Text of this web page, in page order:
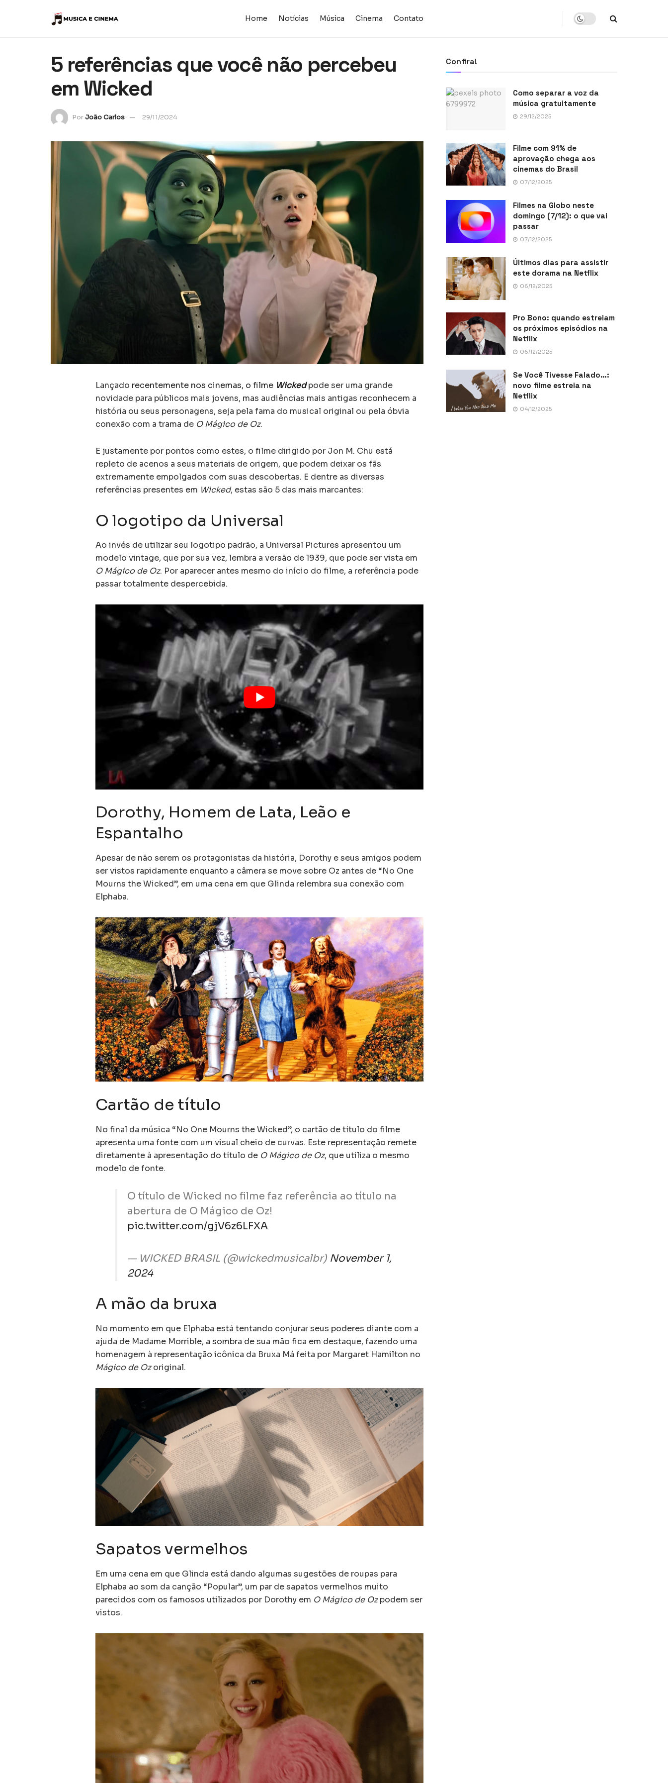
Home Notícias Música Cinema Contato
5 referências que você não percebeu
em Wicked
PorJoão Carlos 29/11/2024
Lançado recentemente nos cinemas, o filme Wickedpode ser uma grande
novidade para públicos mais jovens, mas audiências mais antigas reconhecem a
história ou seus personagens, seja pela fama do musical original ou pela óbvia
conexão com a trama de O Mágico de Oz.
E justamente por pontos como estes, o filme dirigido por Jon M. Chu está
repleto de acenos a seus materiais de origem, que podem deixar os fãs
extremamente empolgados com suas descobertas. E dentre as diversas
referências presentes em Wicked, estas são 5 das mais marcantes:
O logotipo da Universal
Ao invés de utilizar seu logotipo padrão, a Universal Pictures apresentou um
modelo vintage, que por sua vez, lembra a versão de 1939, que pode ser vista em
O Mágico de Oz. Por aparecer antes mesmo do início do filme, a referência pode
passar totalmente despercebida.
Dorothy, Homem de Lata, Leão e
Espantalho
Apesar de não serem os protagonistas da história, Dorothy e seus amigos podem
ser vistos rapidamente enquanto a câmera se move sobre Oz antes de “No One
Mourns the Wicked”, em uma cena em que Glinda relembra sua conexão com
Elphaba.
Cartão de título
No final da música “No One Mourns the Wicked”, o cartão de título do filme
apresenta uma fonte com um visual cheio de curvas. Este representação remete
diretamente à apresentação do título de O Mágico de Oz, que utiliza o mesmo
modelo de fonte.
O título de Wicked no filme faz referência ao título na
abertura de O Mágico de Oz!
pic.twitter.com/gjV6z6LFXA
— WICKED BRASIL (@wickedmusicalbr) November 1,
2024
A mão da bruxa
No momento em que Elphaba está tentando conjurar seus poderes diante com a
ajuda de Madame Morrible, a sombra de sua mão fica em destaque, fazendo uma
homenagem à representação icônica da Bruxa Má feita por Margaret Hamilton no
Mágico de Ozoriginal.
Sapatos vermelhos
Em uma cena em que Glinda está dando algumas sugestões de roupas para
Elphaba ao som da canção “Popular”, um par de sapatos vermelhos muito
parecidos com os famosos utilizados por Dorothy em O Mágico de Ozpodem ser
vistos.
Confira!
Como separar a voz da
música gratuitamente
29/12/2025
Filme com 91% de
aprovação chega aos
cinemas do Brasil
07/12/2025
Filmes na Globo neste
domingo (7/12): o que vai
passar
07/12/2025
Últimos dias para assistir
este dorama na Netflix
06/12/2025
Pro Bono: quando estreiam
os próximos episódios na
Netflix
06/12/2025
Se Você Tivesse Falado…:
novo filme estreia na
Netflix
04/12/2025